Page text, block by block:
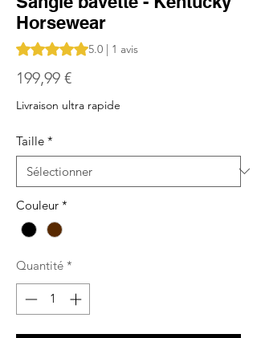
Horsewear
La note est de 5.0 sur cinq étoiles selon 1
5.0 | 1 avis
199,99 €Prix
Livraison ultra rapide
Taille *
Couleur *
Quantité *